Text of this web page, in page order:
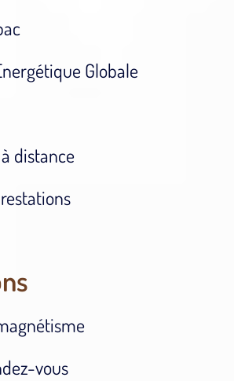
Globale
à distance
vous